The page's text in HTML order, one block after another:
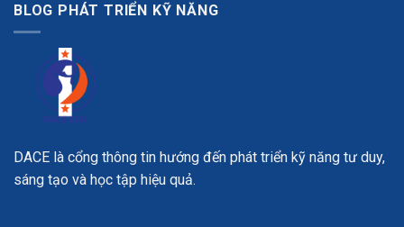
BLOG PHÁT TRIỂN KỸ NĂNG
DACE là cổng thông tin hướng đến phát triển kỹ năng tư duy,
sáng tạo và học tập hiệu quả.